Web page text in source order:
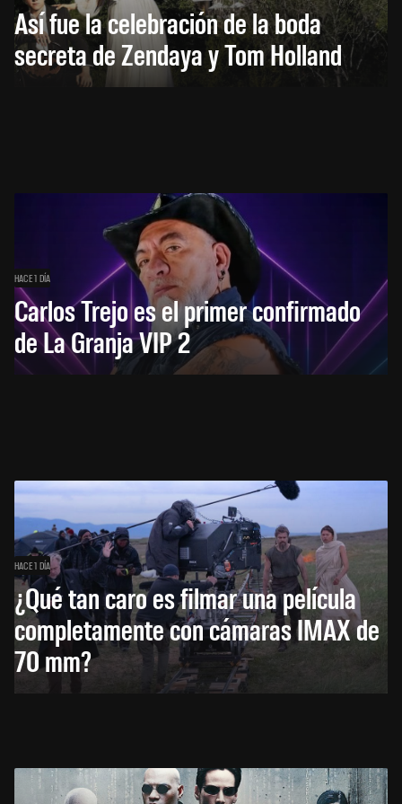
Así fue la celebración de la boda
secreta de Zendaya y Tom Holland
HACE 1 DÍA
Carlos Trejo es el primer confirmado
de La Granja VIP 2
HACE 1 DÍA
¿Qué tan caro es filmar una película
completamente con cámaras IMAX de
70 mm?